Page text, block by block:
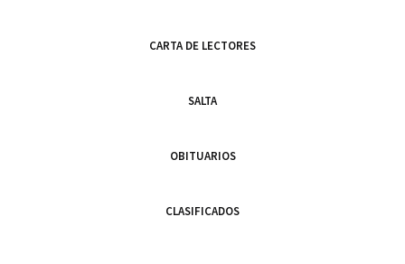
CARTA DE LECTORES
SALTA
OBITUARIOS
CLASIFICADOS